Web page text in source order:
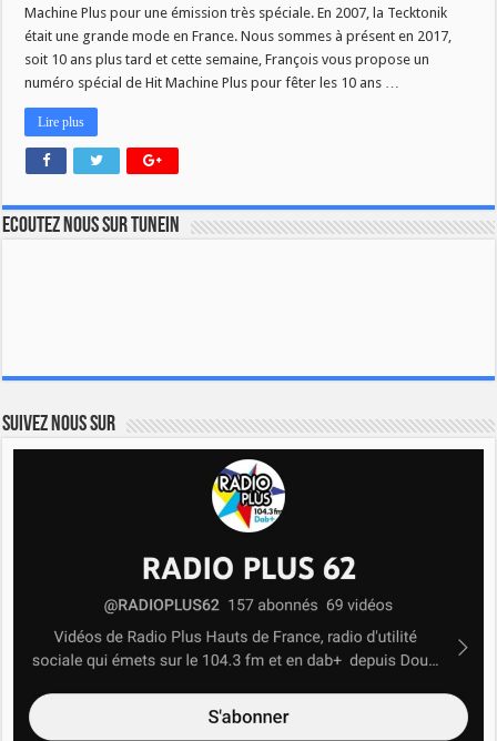
spécial
Tecktonik
Machine Plus pour une émission très spéciale. En 2007, la Tecktonik
était une grande mode en France. Nous sommes à présent en 2017,
soit 10 ans plus tard et cette semaine, François vous propose un
numéro spécial de Hit Machine Plus pour fêter les 10 ans …
Lire plus
Ecoutez nous sur TuneIn
Suivez nous sur